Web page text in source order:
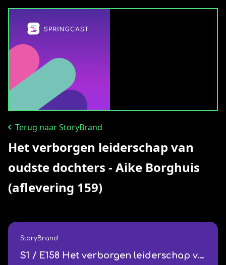
Terug naar StoryBrand
Het verborgen leiderschap van
oudste dochters - Aike Borghuis
(aflevering 159)